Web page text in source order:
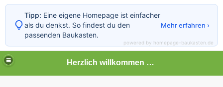
Herzlich willkommen auf meiner Bahnseite
Tipp: Eine eigene Homepage ist einfacher
als du denkst. So findest du den
passenden Baukasten.
Mehr erfahren ›
powered by homepage-baukasten.de